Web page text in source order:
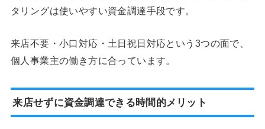
タリングは使いやすい資金調達手段です。
来店不要・小口対応・土日祝日対応という3つの面で、
個人事業主の働き方に合っています。
来店せずに資金調達できる時間的メリット